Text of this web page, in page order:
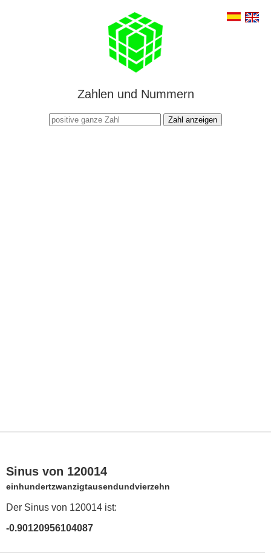
Zahlen und Nummern
Zahl anzeigen
Sinus von 120014
einhundertzwanzigtausendundvierzehn
Der Sinus von 120014 ist:
-0.90120956104087